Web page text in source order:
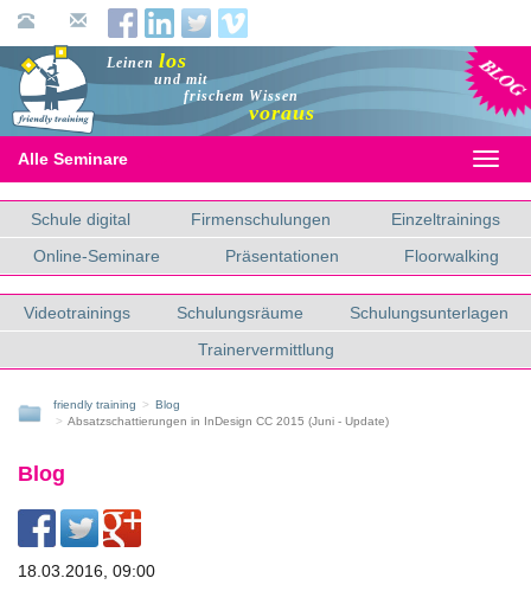
Blog
Leinen los
und mit
frischem Wissen
voraus
Alle Seminare
Schule digital Firmenschulungen
Einzeltrainings
Online-Seminare
Präsentationen Floorwalking
Videotrainings Schulungsräume
Schulungsunterlagen
Trainervermittlung
friendly training
Blog
Absatzschattierungen in InDesign CC 2015 (Juni - Update)
Blog
18.03.2016, 09:00